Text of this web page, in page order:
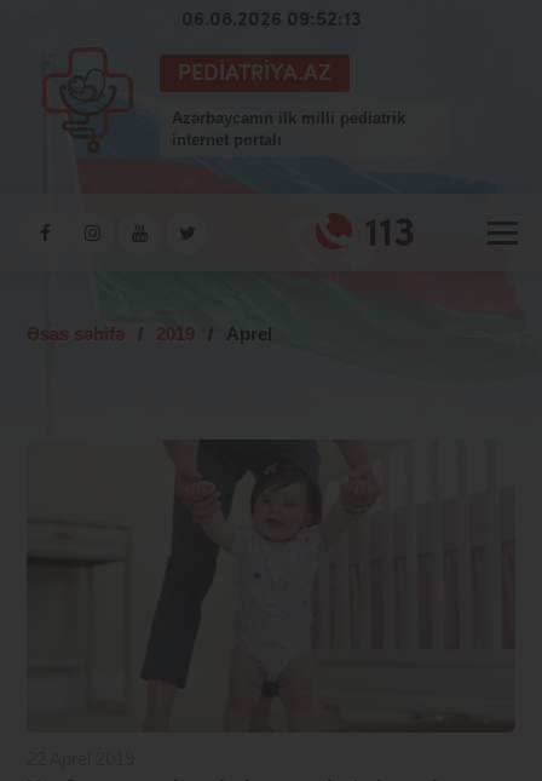
06.08.2026 09:52:13
PEDIATRIYA.AZ
Azərbaycanın ilk milli pediatrik
internet portalı
113
Əsas səhifə / 2019 / Aprel